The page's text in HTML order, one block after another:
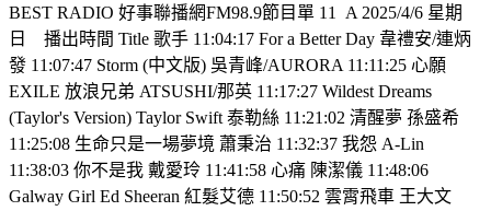
BEST RADIO 好事聯播網FM98.9節目單 11
A 2025/4/6 星期
日
播出時間 Title 歌手 11:04:17 For a Better Day 韋禮安/連炳
發 11:07:47 Storm (中文版) 吳青峰/AURORA 11:11:25 心願
EXILE 放浪兄弟 ATSUSHI/那英 11:17:27 Wildest Dreams
(Taylor's Version) Taylor Swift 泰勒絲 11:21:02 清醒夢 孫盛希
11:25:08 生命只是一場夢境 蕭秉治 11:32:37 我怨 A-Lin
11:38:03 你不是我 戴愛玲 11:41:58 心痛 陳潔儀 11:48:06
Galway Girl Ed Sheeran 紅髮艾德 11:50:52 雲霄飛車 王大文